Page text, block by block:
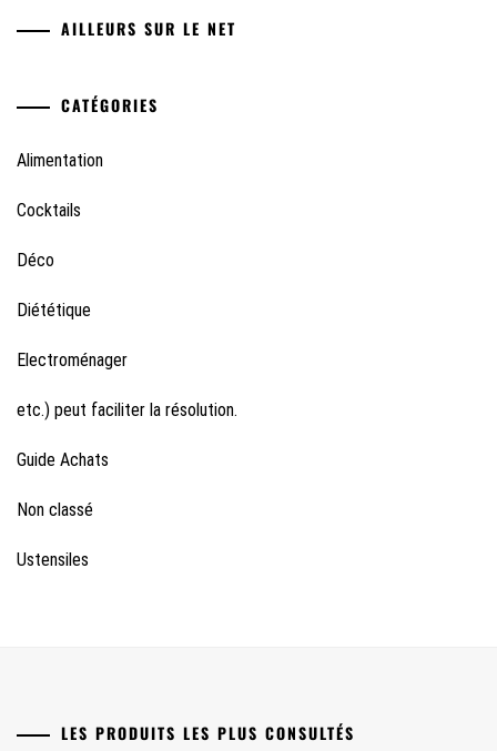
AILLEURS SUR LE NET
CATÉGORIES
Alimentation
Cocktails
Déco
Diététique
Electroménager
etc.) peut faciliter la résolution.
Guide Achats
Non classé
Ustensiles
LES PRODUITS LES PLUS CONSULTÉS